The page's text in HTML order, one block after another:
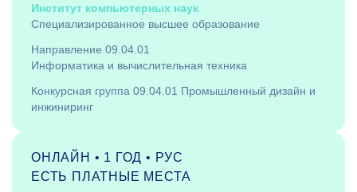
Институт компьютерных наук
Специализированное высшее образование
Направление 09.04.01
Информатика и вычислительная техника
Конкурсная группа 09.04.01 Промышленный дизайн и
инжиниринг
ОНЛАЙН • 1 ГОД • РУС
ЕСТЬ ПЛАТНЫЕ МЕСТА